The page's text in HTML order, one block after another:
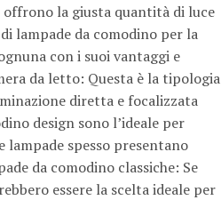
offrono la giusta quantità di luce
lampade da comodino per la
con i suoi vantaggi e
da letto: Questa è la tipologia
diretta e focalizzata
design sono l’ideale per
spesso presentano
da comodino classiche: Se
essere la scelta ideale per